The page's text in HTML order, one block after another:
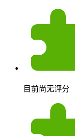
目前尚无评分